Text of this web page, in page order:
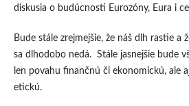
diskusia o budúcnosti Eurozóny, Eura i
Bude stále zrejmejšie, že náš dlh rastie a
sa dlhodobo nedá. Stále jasnejšie bude
len povahu finančnú či ekonomickú, ale
etickú.